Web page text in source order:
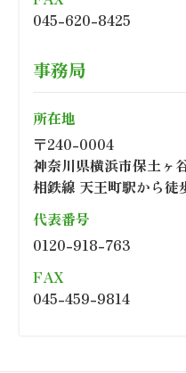
045-620-8425
事務局
所在地
〒240-0004
神奈川県横浜市保土ヶ
相鉄線 天王町駅から徒
代表番号
0120-918-763
FAX
045-459-9814